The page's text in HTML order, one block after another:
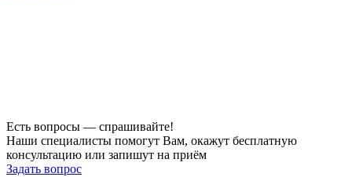
Есть вопросы — спрашивайте!
Наши специалисты помогут Вам, окажут бесплатную
консультацию или запишут на приём
Задать вопрос